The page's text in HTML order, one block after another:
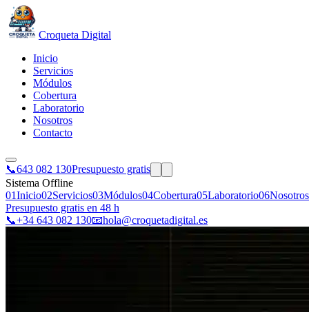
Croqueta Digital
Inicio
Servicios
Módulos
Cobertura
Laboratorio
Nosotros
Contacto
📞643 082 130Presupuesto gratis
Sistema Offline
01Inicio02Servicios03Módulos04Cobertura05Laboratorio06Nosotros
Presupuesto gratis en 48 h
📞+34 643 082 130📧hola@croquetadigital.es